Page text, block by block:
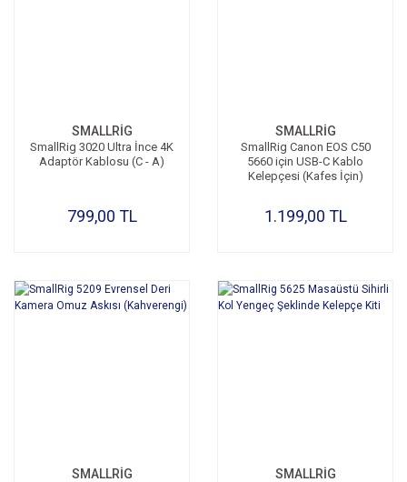
SMALLRİG
SmallRig 3020 Ultra İnce 4K
Adaptör Kablosu (C - A)
799,00 TL
SMALLRİG
SmallRig Canon EOS C50
5660 için USB-C Kablo
Kelepçesi (Kafes İçin)
1.199,00 TL
SMALLRİG SMALLRİG